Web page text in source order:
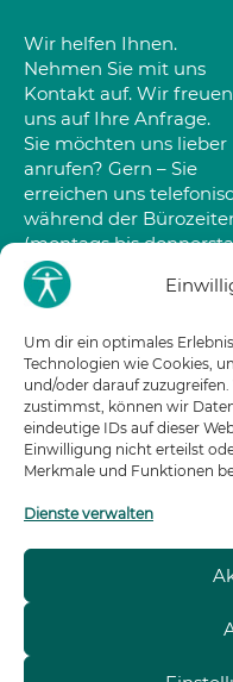
Um dir ein optimales
Technologien wie Cookies,
und/oder darauf
zustimmst, können wir
eindeutige IDs auf dieser
Einwilligung nicht erteilst
Merkmale und Funktionen
Dienste verwalten
Wir helfen Ihnen.
Nehmen Sie mit uns
Kontakt auf. Wir freuen
uns auf Ihre Anfrage.
Sie möchten uns lieber
anrufen? Gern – Sie
erreichen uns
während der
(montags bis
09:00 – 16:00 Uhr und
Pinneberger Weg
Fr 09:00-15:00 Uhr
040 | 85 35
040 | 85 35